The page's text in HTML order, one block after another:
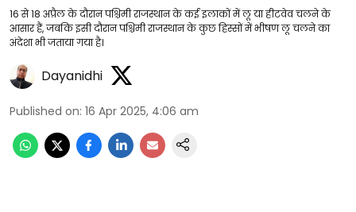
16 से 18 अप्रैल के दौरान पश्चिमी राजस्थान के कई इलाकों में लू या हीटवेव चलने के
आसार हैं, जबकि इसी दौरान पश्चिमी राजस्थान के कुछ हिस्सों में भीषण लू चलने का
अंदेशा भी जताया गया है।
Dayanidhi
Published on: 16 Apr 2025, 4:06 am